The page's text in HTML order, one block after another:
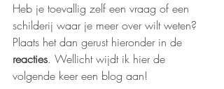
Heb je toevallig zelf een vraag of een
schilderij waar je meer over wilt weten?
Plaats het dan gerust hieronder in de
reacties. Wellicht wijdt ik hier de
volgende keer een blog aan!